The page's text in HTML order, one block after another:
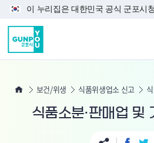
본문 바로가기
이 누리집은 대한민국 공식 군포시
보건/위생 식품위생업소 신고
식품소분·판매업 및